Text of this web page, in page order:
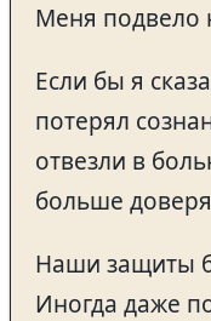
Меня подвело
Если бы я
потерял
отвезли в
больше
Наши защиты
Иногда даже